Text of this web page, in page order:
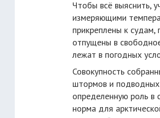
Чтобы всё выяснить,
измеряющими
прикреплены к
отпущены в
лежат в погодных
Совокупность
штормов и подводных
определенную роль
норма для